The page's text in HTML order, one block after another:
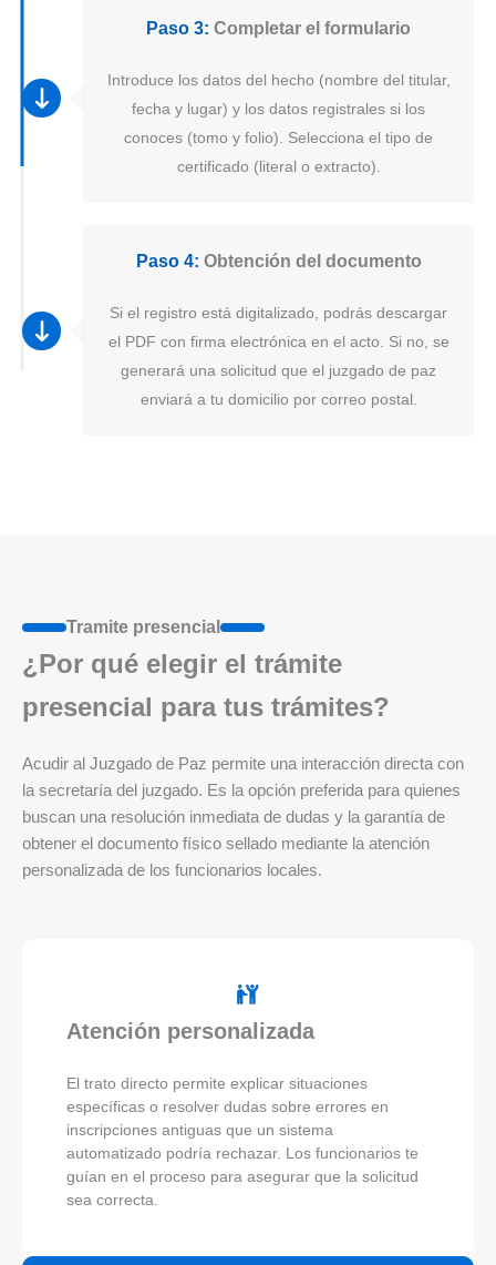
Paso 3: Completar el formulario
Introduce los datos del hecho (nombre del titular,
fecha y lugar) y los datos registrales si los
conoces (tomo y folio). Selecciona el tipo de
certificado (literal o extracto).
Paso 4: Obtención del documento
Si el registro está digitalizado, podrás descargar
el PDF con firma electrónica en el acto. Si no, se
generará una solicitud que el juzgado de paz
enviará a tu domicilio por correo postal.
Tramite presencial
¿Por qué elegir el trámite
presencial para tus trámites?
Acudir al Juzgado de Paz permite una interacción directa con
la secretaría del juzgado. Es la opción preferida para quienes
buscan una resolución inmediata de dudas y la garantía de
obtener el documento físico sellado mediante la atención
personalizada de los funcionarios locales.
Atención personalizada
El trato directo permite explicar situaciones
específicas o resolver dudas sobre errores en
inscripciones antiguas que un sistema
automatizado podría rechazar. Los funcionarios te
guían en el proceso para asegurar que la solicitud
sea correcta.